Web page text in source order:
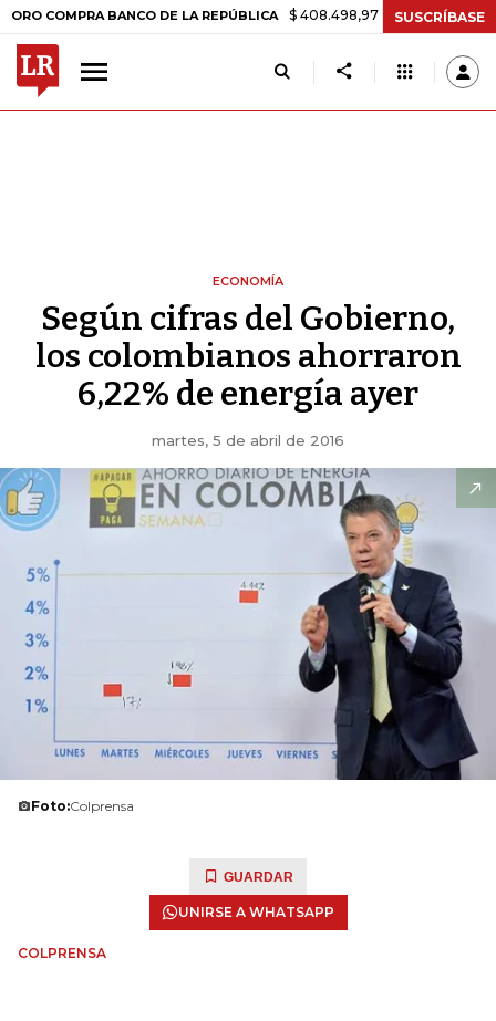
BANCO DE LA REPÚBLICA $ 408.498,97 +$ 8.753,81 +2,19%
SUSCRÍBASE
ECONOMÍA
Según cifras del Gobierno,
los colombianos ahorraron
6,22% de energía ayer
martes, 5 de abril de 2016
Foto:Colprensa
GUARDAR
UNIRSE A WHATSAPP
COLPRENSA